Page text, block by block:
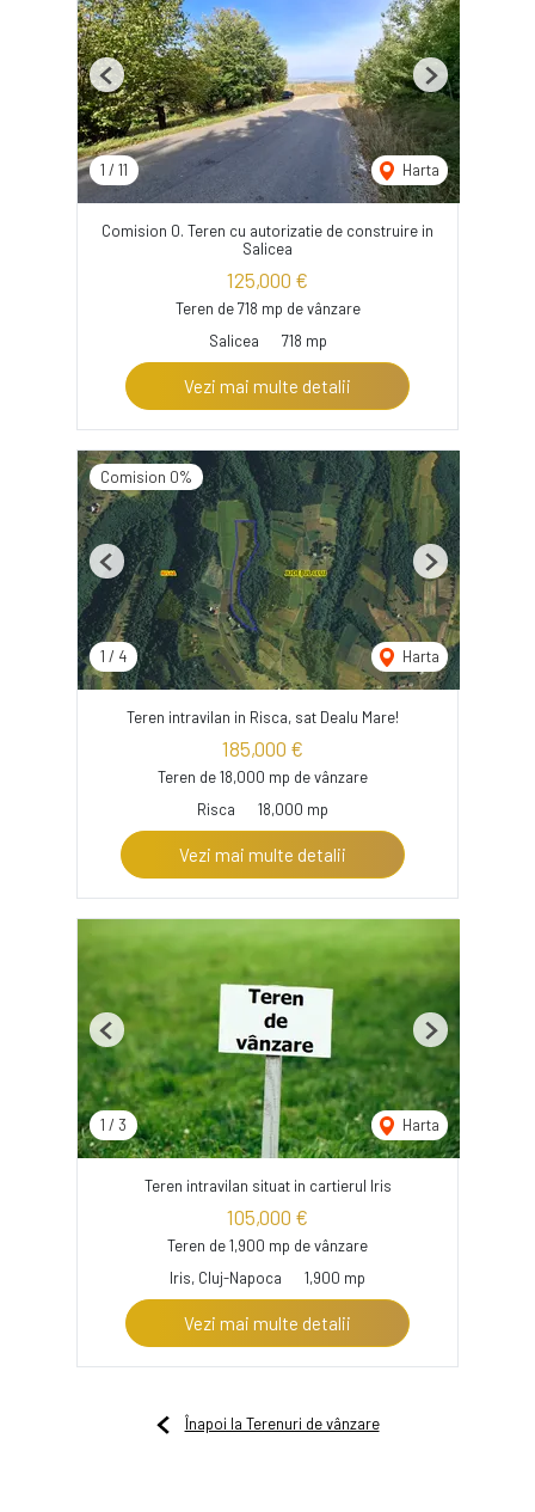
1 / 11 Harta
Previous Next
Comision 0. Teren cu autorizatie de construire in
Salicea
125,000 €
Teren de 718 mp de vânzare
Salicea
718 mp
Vezi mai multe detalii
Comision 0%
1 / 4 Harta
Previous Next
Teren intravilan in Risca, sat Dealu Mare!
185,000 €
Teren de 18,000 mp de vânzare
Risca
18,000 mp
Vezi mai multe detalii
1 / 3 Harta
Previous Next
Teren intravilan situat in cartierul Iris
105,000 €
Teren de 1,900 mp de vânzare
Iris, Cluj-Napoca
1,900 mp
Vezi mai multe detalii
Înapoi la Terenuri de vânzare